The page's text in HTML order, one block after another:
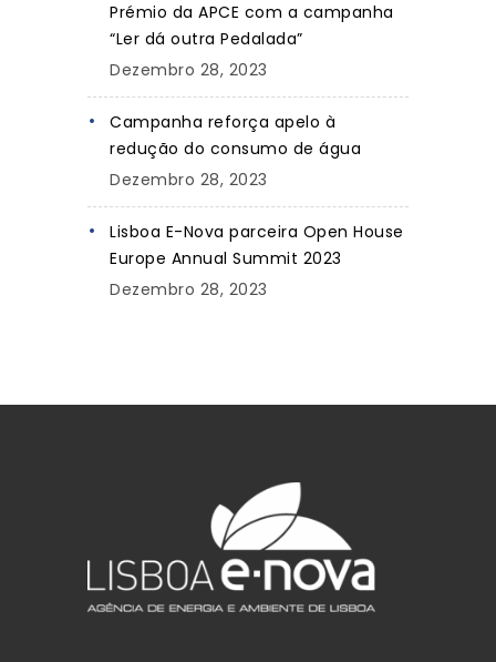
Prémio da APCE com a campanha
“Ler dá outra Pedalada”
Dezembro 28, 2023
Campanha reforça apelo à
redução do consumo de água
Dezembro 28, 2023
Lisboa E-Nova parceira Open House
Europe Annual Summit 2023
Dezembro 28, 2023